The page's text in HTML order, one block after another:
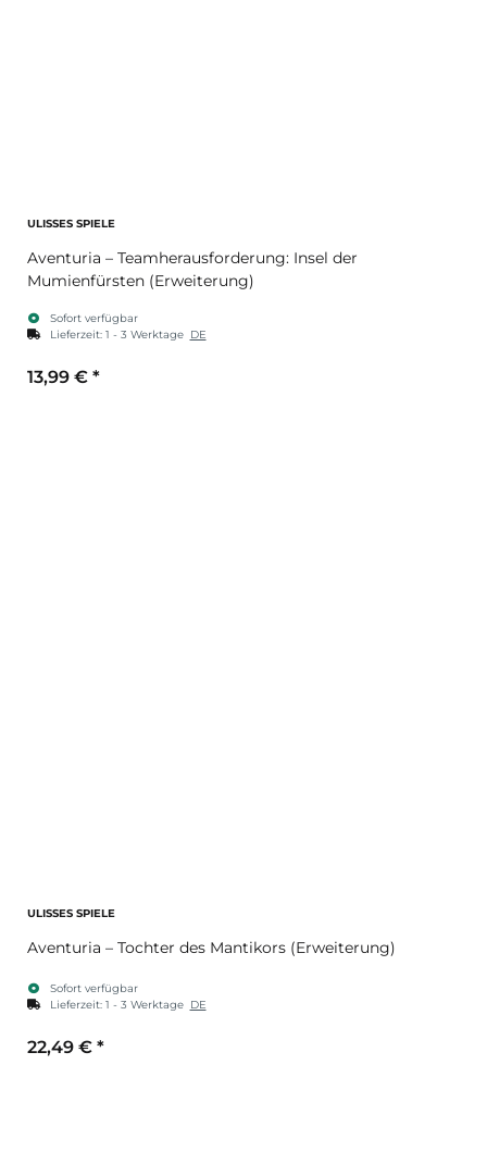
ULISSES SPIELE
Aventuria – Teamherausforderung: Insel der
Mumienfürsten (Erweiterung)
Sofort verfügbar
Lieferzeit: 1 - 3 Werktage DE
13,99 € *
ULISSES SPIELE
Aventuria – Tochter des Mantikors (Erweiterung)
Sofort verfügbar
Lieferzeit: 1 - 3 Werktage DE
22,49 € *